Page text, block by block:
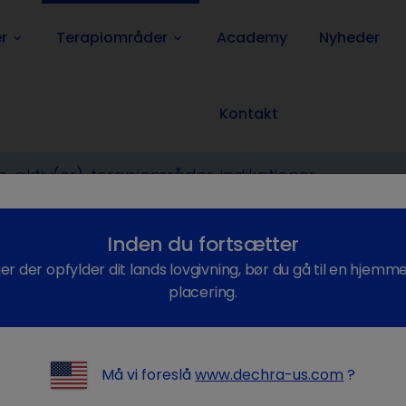
keyboard_arrow_down Terapiområder keyboard_arrow_down Academy Nyheder
Kontakt
externa
er en meget almindelig diagnose indenfor
Inden du fortsætter
der opfylder dit lands lovgivning, bør du gå til en
placering.
Må vi foreslåwww.dechra-us.com ?